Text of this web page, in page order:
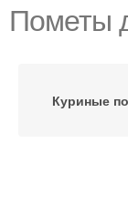
Пометы
Куриные